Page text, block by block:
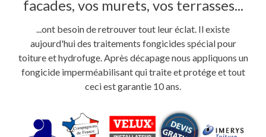
facades, vos murets, vos terrasses...
...ont besoin de retrouver tout leur éclat. Il existe
aujourd'hui des traitements fongicides spécial pour
toiture et hydrofuge. Après décapage nous appliquons un
fongicide imperméabilisant qui traite et protége et tout
ceci est garantie 10 ans.